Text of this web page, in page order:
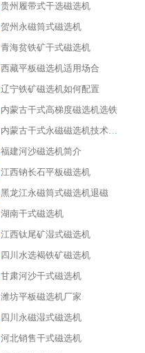
贵州履带式干选磁选机
贺州永磁筒式磁选机
青海贫铁矿干式磁选机
西藏平板磁选机适用场合
辽宁铁矿磁选机如何配置
内蒙古干式高梯度磁选机选铁
内蒙古干式永磁磁选机技术要求
福建河沙磁选机简介
江西钠长石平板磁选机
黑龙江永磁筒式磁选机退磁
湖南干式磁选机
江西钛尾矿湿式磁选机
四川水选褐铁矿磁选机
甘肃河沙干式磁选机
潍坊平板磁选机厂家
四川永磁湿式磁选机
河北销售干式磁选机